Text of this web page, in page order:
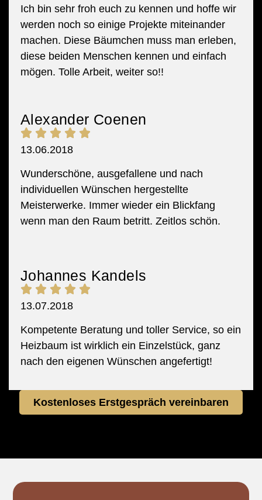
Ich bin sehr froh euch zu kennen und hoffe wir
werden noch so einige Projekte miteinander
machen. Diese Bäumchen muss man erleben,
diese beiden Menschen kennen und einfach
mögen. Tolle Arbeit, weiter so!!
Alexander Coenen
13.06.2018
Wunderschöne, ausgefallene und nach
individuellen Wünschen hergestellte
Meisterwerke. Immer wieder ein Blickfang
wenn man den Raum betritt. Zeitlos schön.
Johannes Kandels
13.07.2018
Kompetente Beratung und toller Service, so ein
Heizbaum ist wirklich ein Einzelstück, ganz
nach den eigenen Wünschen angefertigt!
Kostenloses Erstgespräch vereinbaren